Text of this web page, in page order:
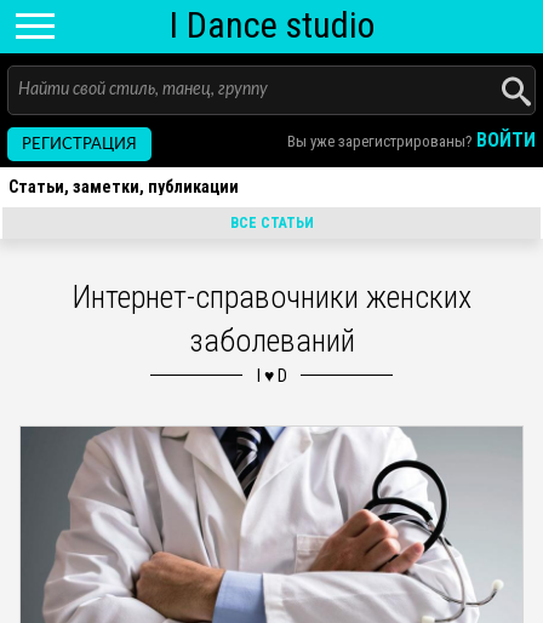
I Dance studio
Вы уже зарегистрированы? ВОЙТИ
РЕГИСТРАЦИЯ
Статьи, заметки, публикации
ВСЕ СТАТЬИ
Интернет-справочники женских
заболеваний